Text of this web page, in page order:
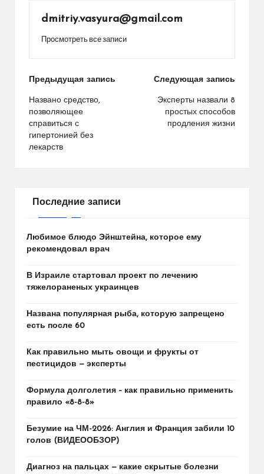
dmitriy.vasyura@gmail.com
Просмотреть все записи
Навигация
по
записям
Предыдущая запись
Названо средство,
позволяющее
справиться с
гипертонией без
лекарств
Следующая запись
Эксперты назвали 8
простых способов
продления жизни
Последние записи
Любимое блюдо Эйнштейна, которое ему
рекомендовал врач
В Израиле стартовал проект по лечению
тяжелораненых украинцев
Названа популярная рыба, которую запрещено
есть после 60
Как правильно мыть овощи и фрукты от
пестицидов — эксперты
Формула долголетия – как правильно применить
правило «8-8-8»
Безумие на ЧМ-2026: Англия и Франция забили 10
голов (ВИДЕООБЗОР)
Диагноз на пальцах — какие скрытые болезни